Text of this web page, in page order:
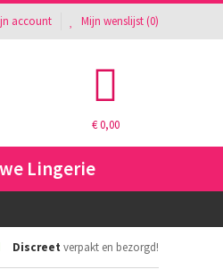
account Mijn wenslijst (0)
€ 0,00
Lingerie
Discreet verpakt en bezorgd!